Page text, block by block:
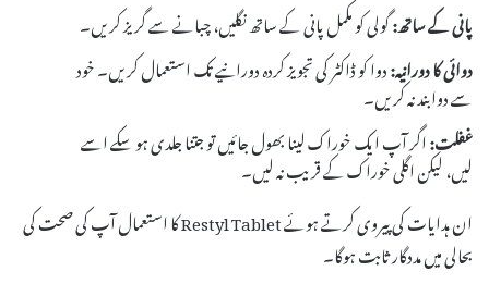
پانی کے ساتھ:گولی کو مکمل پانی کے ساتھ نگلیں، چبانے سے گریز کریں۔
دوائی کا دورانیہ:دوا کو ڈاکٹر کی تجویز کردہ دورانیے تک استعمال کریں۔ خود
سے دوا بند نہ کریں۔
غفلت:اگر آپ ایک خوراک لینا بھول جائیں تو جتنا جلدی ہو سکے اسے
لیں، لیکن اگلی خوراک کے قریب نہ لیں۔
ان ہدایات کی پیروی کرتے ہوئے Restyl Tablet کا استعمال آپ کی صحت کی
بحالی میں مددگار ثابت ہوگا۔